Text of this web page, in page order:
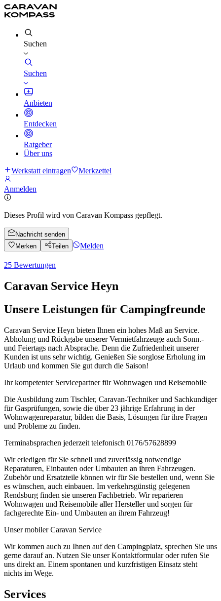
Suchen
Suchen
Anbieten
Entdecken
Ratgeber
Über uns
Werkstatt eintragen Merkzettel
Anmelden
Dieses Profil wird von Caravan Kompass gepflegt.
Nachricht senden
Merken
Teilen Melden
25 Bewertungen
Caravan Service Heyn
Unsere Leistungen für Campingfreunde
Caravan Service Heyn bieten Ihnen ein hohes Maß an Service.
Abholung und Rückgabe unserer Vermietfahrzeuge auch Sonn.-
und Feiertags nach Absprache. Denn die Zufriedenheit unserer
Kunden ist uns sehr wichtig. Genießen Sie sorglose Erholung im
Urlaub und kommen Sie gut durch die Saison!
Ihr kompetenter Servicepartner für Wohnwagen und Reisemobile
Die Ausbildung zum Tischler, Caravan-Techniker und Sachkundiger
für Gasprüfungen, sowie die über 23 jährige Erfahrung in der
Wohnwagenreparatur, bilden die Basis, Lösungen für ihre Fragen
und Probleme zu finden.
Terminabsprachen jederzeit telefonisch 0176/57628899
Wir erledigen für Sie schnell und zuverlässig notwendige
Reparaturen, Einbauten oder Umbauten an ihren Fahrzeugen.
Zubehör und Ersatzteile können wir für Sie bestellen und, wenn Sie
es wünschen, auch einbauen. Im verkehrsgünstig gelegenen
Rendsburg finden sie unseren Fachbetrieb. Wir reparieren
Wohnwagen und Reisemobile aller Hersteller und sorgen für
fachgerechte Ein- und Umbauten an ihrem Fahrzeug!
Unser mobiler Caravan Service
Wir kommen auch zu Ihnen auf den Campingplatz, sprechen Sie uns
gerne darauf an. Nutzen Sie unser Kontaktformular oder rufen Sie
uns direkt an. Einem spontanen und kurzfristigen Einsatz steht
nichts im Wege.
Services